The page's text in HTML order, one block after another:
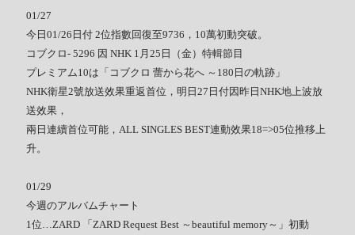
01/27
今日01/26日付 2位指數回復至9736，10萬初動突破。
コブクロ- 5296 因 NHK 1月25日（金）特輯節目
プレミアム10は「コブクロ 蕾から花へ ～180日の軌跡」
NHK衛星2號放送效果重返首位，明日27日付因昨日NHK地上波放
送效果，
兩日連續首位可能，ALL SINGLES BEST連動效果18=>05位推移上
升。
01/29
今週のアルバムチャート
1位…ZARD 「ZARD Request Best ～beautiful memory～」初動